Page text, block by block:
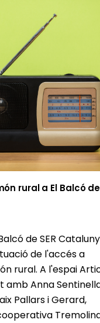
rural a El Balcó de
de SER
de l'accés a
rural. A l'espai
Anna
Pallars i Gerard,